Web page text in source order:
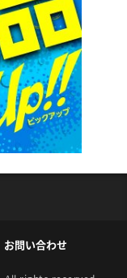
お問い合わせ